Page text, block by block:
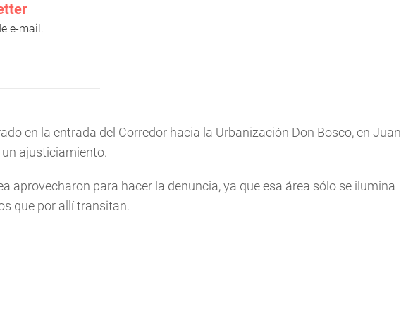
e-mail.
en la entrada del Corredor hacia la Urbanización Don Bosco, en Juan
ajusticiamiento.
aprovecharon para hacer la denuncia, ya que esa área sólo se ilumina
que por allí transitan.